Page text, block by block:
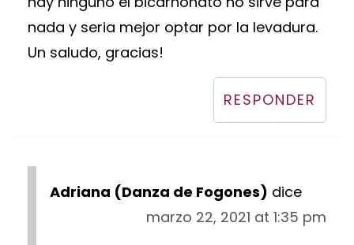
nada y seria mejor optar por la levadura.
Un saludo, gracias!
RESPONDER
Adriana (Danza de Fogones) dice
marzo 22, 2021 at 1:35 pm